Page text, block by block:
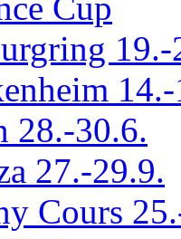
19.-
28.-30.6.
27.-29.9.
Cours